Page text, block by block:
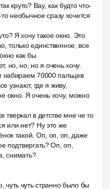
круто? Вау, как будто что-
необычное сразу хочется
Я хочу такое окно. Это
только единственное, все
как бы.
но, но, но я очень хочу.
набираем 70000 пальцев
узнают, где я живу,
окно. Я очень хочу, можно
в детстве мне че то
или нет? Ну это же
такой. Оп, оп, оп, даже
подтвергать? Оп, оп,
снимать?
чуть чуть странно было бы